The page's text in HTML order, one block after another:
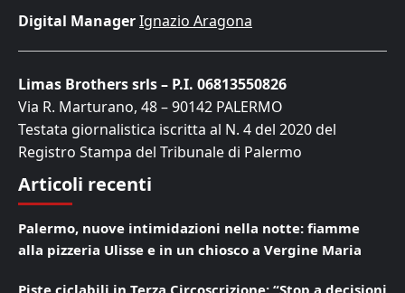
Digital ManagerIgnazio Aragona
Limas Brothers srls – P.I. 06813550826
Via R. Marturano, 48 – 90142 PALERMO
Testata giornalistica iscritta al N. 4 del 2020 del
Registro Stampa del Tribunale di Palermo
Articoli recenti
Palermo, nuove intimidazioni nella notte: fiamme
alla pizzeria Ulisse e in un chiosco a Vergine Maria